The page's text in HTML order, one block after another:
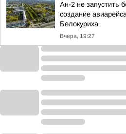
Ан-2 не запустить
создание
Белокуриха
Вчера, 19:27